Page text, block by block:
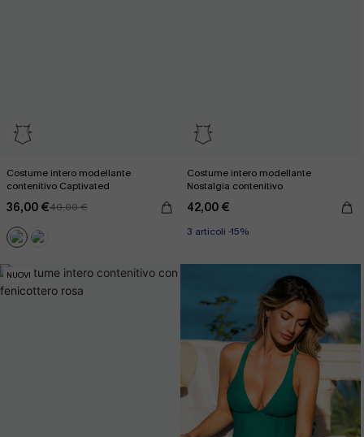
Costume intero modellante
contenitivo Captivated
36,00 €40,00 €
Costume intero modellante
Nostalgia contenitivo
42,00 €
3 articoli -15%
NUOVI